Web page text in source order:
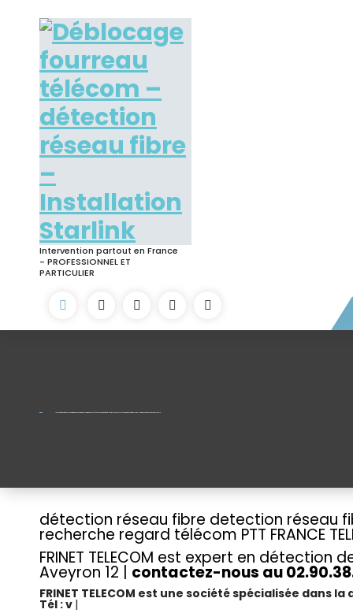
content
Intervention partout en France
- PROFESSIONNEL ET
PARTICULIER
détection réseau fibre detection réseau
recherche regard télécom PTT FRANCE
FRINET TELECOM est expert en
Aveyron 12 | contactez-nous au
FRINET TELECOM est une société spécialisée
Tél : v |